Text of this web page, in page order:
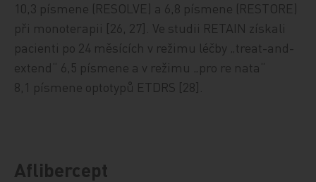
10,3 písmene (RESOLVE) a 6,8 písmene (RESTORE)
při monoterapii [26, 27]. Ve studii RETAIN získali
pacienti po 24 měsících v režimu léčby „treat-and-
extend“ 6,5 písmene a v režimu „pro re nata“
8,1 písmene optotypů ETDRS [28].
Aflibercept